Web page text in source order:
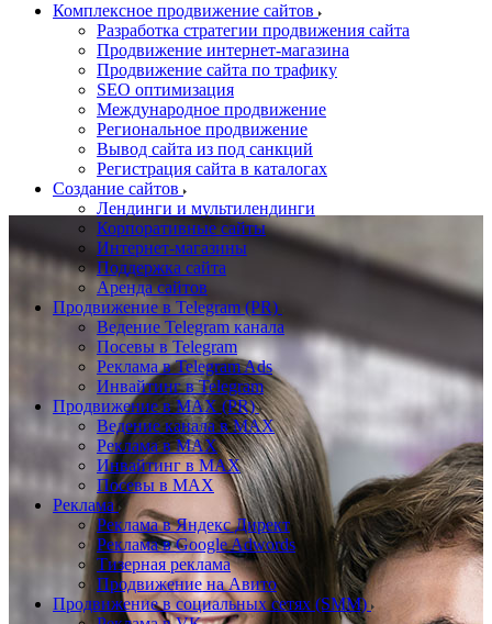
Комплексное продвижение сайтов
Разработка стратегии продвижения сайта
Продвижение интернет-магазина
Продвижение сайта по трафику
SEO оптимизация
Международное продвижение
Региональное продвижение
Вывод сайта из под санкций
Регистрация сайта в каталогах
Создание сайтов
Лендинги и мультилендинги
Корпоративные сайты
Интернет-магазины
Поддержка сайта
Аренда сайтов
Продвижение в Telegram (PR)
Ведение Telegram канала
Посевы в Telegram
Реклама в Telegram Ads
Инвайтинг в Telegram
Продвижение в MAX (PR)
Ведение канала в MAX
Реклама в MAX
Инвайтинг в MAX
Посевы в MAX
Реклама
Реклама в Яндекс Директ
Реклама в Google Adwords
Тизерная реклама
Продвижение на Авито
Продвижение в социальных сетях (SMM)